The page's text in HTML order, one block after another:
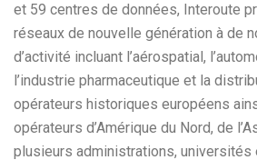
et 59 centres de données, Interoute
réseaux de nouvelle génération à de
d’activité incluant l’aérospatial,
l’industrie pharmaceutique et la
opérateurs historiques européens
opérateurs d’Amérique du Nord, de
plusieurs administrations, universités